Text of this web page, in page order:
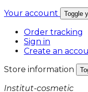
Your account
Toggle
Order tracking
Sign in
Create an
Store information
Institut-cosmetic